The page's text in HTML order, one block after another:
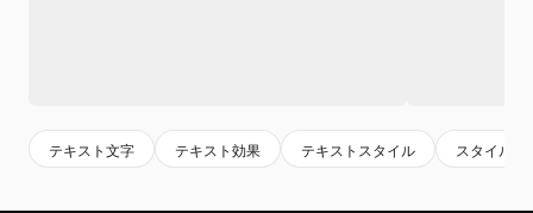
テキスト文字 テキスト効果 テキストスタイル スタイル